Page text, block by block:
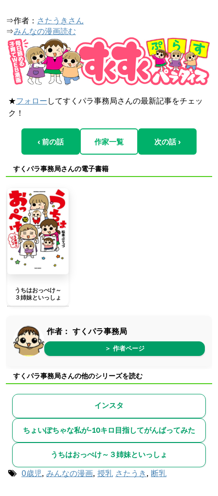
⇒作者： さたうきさん
⇒みんなの漫画読む
★フォロー してすくパラ事務局さんの最新記事をチェッ
ク！
‹ 前の話 作家一覧 次の話 ›
すくパラ事務局さんの電子書籍
うちはおっぺけ～
３姉妹といっしょ
作者： すくパラ事務局
＞ 作者ページ
すくパラ事務局さんの他のシリーズを読む
インスタ
ちょいぽちゃな私が-10キロ目指してがんばってみた
うちはおっぺけ～３姉妹といっしょ
0歳児, みんなの漫画, 授乳 さたうき , 断乳